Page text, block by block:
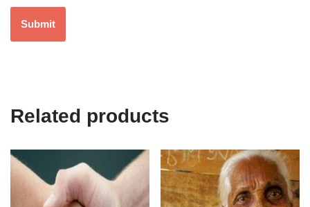
Related products